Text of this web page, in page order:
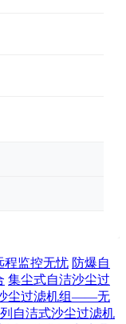
监控无忧 防爆自
集尘式自洁沙尘过
尘过滤机组——无
自洁式沙尘过滤机